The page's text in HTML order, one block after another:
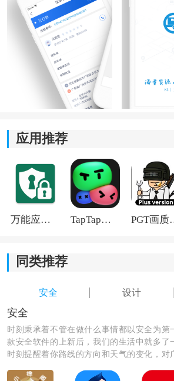
《K3货主端》软件优势：
1)界面简洁明了，操作便捷，让用户
节省时间和精力。
2)提供丰富可靠的货源信息，货主司
合适的货物，提高运输效率。
3)支持便捷的线上交易，在线支付运
结算流程。
4)提供熟车管理功能，方便地管理常
找车辆的时间和成本。
应用推荐
万能应用隐藏 TapTap国际版2026 PGT
同类推荐
安全 设计
安全
时刻秉承着不管在做什么事情都以安全为第
款安全软件的上新后，我们的生活中就多了
时刻提醒着你路线的方向和天气的变化，对
障吧。